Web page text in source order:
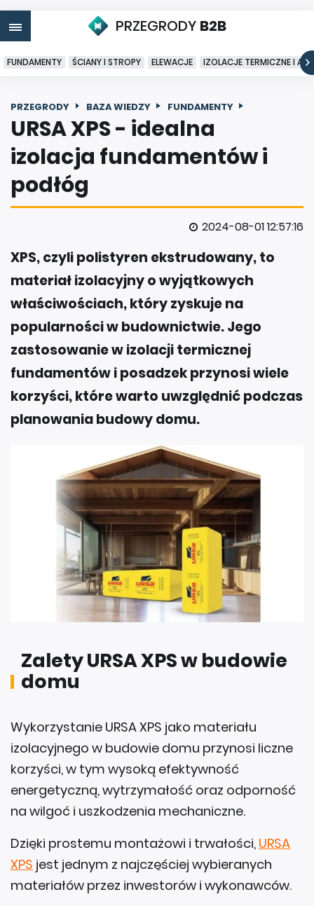
PRZEGRODY B2B
FUNDAMENTY ŚCIANY I STROPY ELEWACJE IZOLACJE TERMICZNE I
PRZEGRODY BAZA WIEDZY FUNDAMENTY
URSA XPS - idealna
izolacja fundamentów i
podłóg
2024-08-01 12:57:16
XPS, czyli polistyren ekstrudowany, to
materiał izolacyjny o wyjątkowych
właściwościach, który zyskuje na
popularności w budownictwie. Jego
zastosowanie w izolacji termicznej
fundamentów i posadzek przynosi wiele
korzyści, które warto uwzględnić podczas
planowania budowy domu.
Zalety URSA XPS w budowie
domu
Wykorzystanie URSA XPS jako materiału
izolacyjnego w budowie domu przynosi liczne
korzyści, w tym wysoką efektywność
energetyczną, wytrzymałość oraz odporność
na wilgoć i uszkodzenia mechaniczne.
Dzięki prostemu montażowi i trwałości, URSA
XPS jest jednym z najczęściej wybieranych
materiałów przez inwestorów i wykonawców.